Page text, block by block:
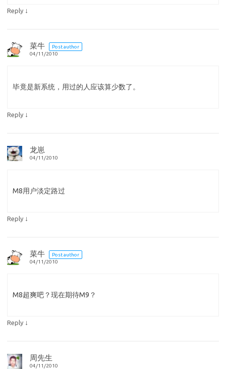
Reply ↓
菜牛
Post author
04/11/2010
毕竟是新系统，用过的人应该算少数了。
Reply ↓
龙崽
04/11/2010
M8用户淡定路过
Reply ↓
菜牛
Post author
04/11/2010
M8超爽吧？现在期待M9？
Reply ↓
周先生
04/11/2010